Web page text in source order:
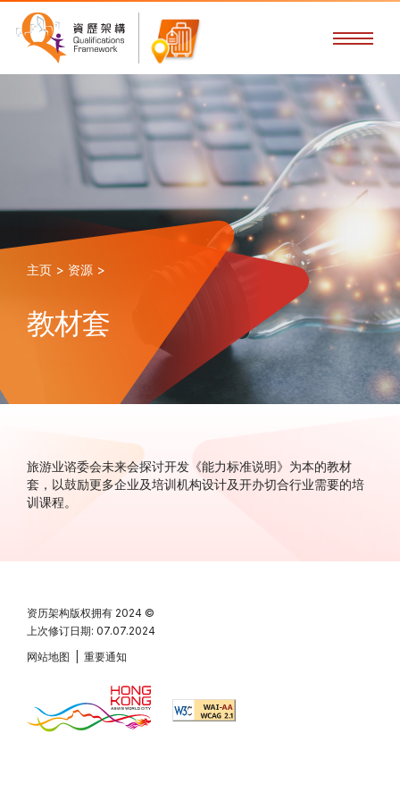
主页 > 资源 >
教材套
旅游业谘委会未来会探讨开发《能力标准说明》为本的教材
套，以鼓励更多企业及培训机构设计及开办切合行业需要的培
训课程。
资历架构版权拥有 2024 ©
上次修订日期: 07.07.2024
网站地图
重要通知